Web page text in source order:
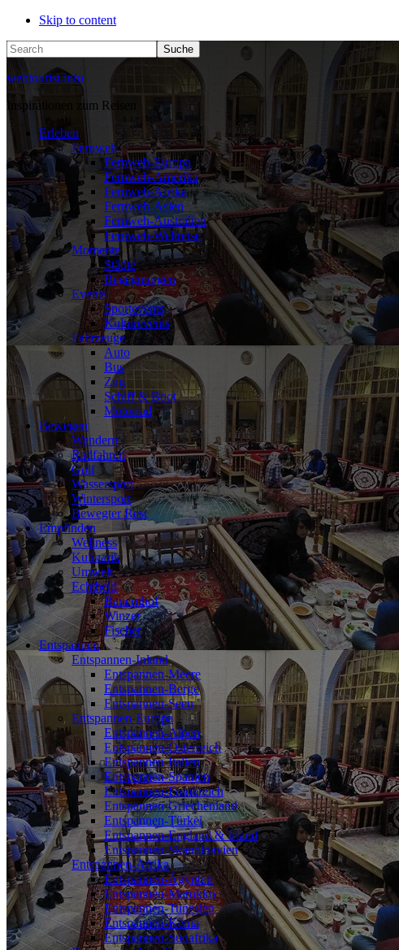
Skip to content
Search
webtourist.info
Inspirationen zum Reisen
Erleben
Fernweh
Fernweh-Europa
Fernweh-Amerika
Fernweh-Afrika
Fernweh-Asien
Fernweh-Australien
Fernweh-Weltreise
Momente
Städte
Begegnungen
Events
Sportevents
Kulturevents
Fahrzeuge
Auto
Bus
Zug
Schiff & Boot
Motorrad
Bewegen
Wandern
Radfahren
Golf
Wassersport
Wintersport
Bewegter Rest
Empfinden
Wellness
Kulinarik
Umwelt
Echtheid
Bauernhof
Winzer
Fischer
Entspannen
Entspannen-Inland
Entspannen-Meere
Entspannen-Berge
Entspannen-Seen
Entspannen-Europa
Entspannen-Alpen
Entspannen-Österreich
Entspannen-Italien
Entspannen-Spanien
Entspannen-Frankreich
Entspannen-Griechenland
Entspannen-Türkei
Entspannen-England & Irland
Entspannen-Skandinavien
Entspannen-Afrika
Entspannen-Ägypten
Entspannen-Marokko
Entspannen-Tunesien
Entspannen-Kenia
Entspannen-Südafrika